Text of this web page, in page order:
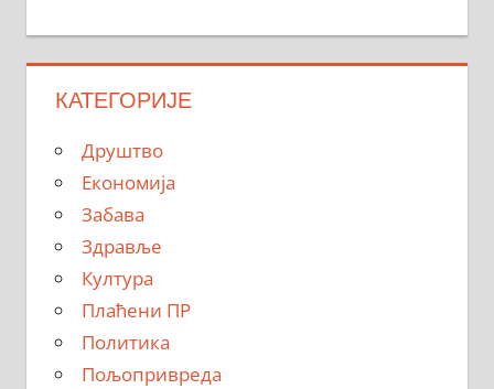
КАТЕГОРИЈЕ
Друштво
Економија
Забава
Здравље
Култура
Плаћени ПР
Политика
Пољопривреда